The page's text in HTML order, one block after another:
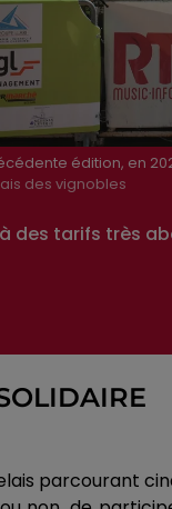
édition, en
des vignobles
tarifs très
parcourant